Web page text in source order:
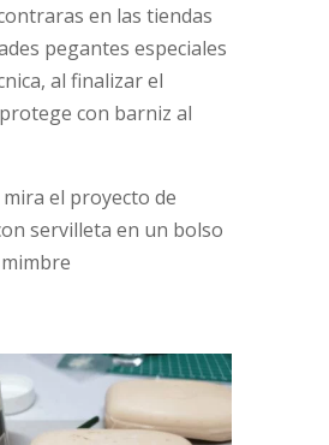
en las tiendas
pegantes especiales
al finalizar el
con barniz al
mira el proyecto de
servilleta en un bolso